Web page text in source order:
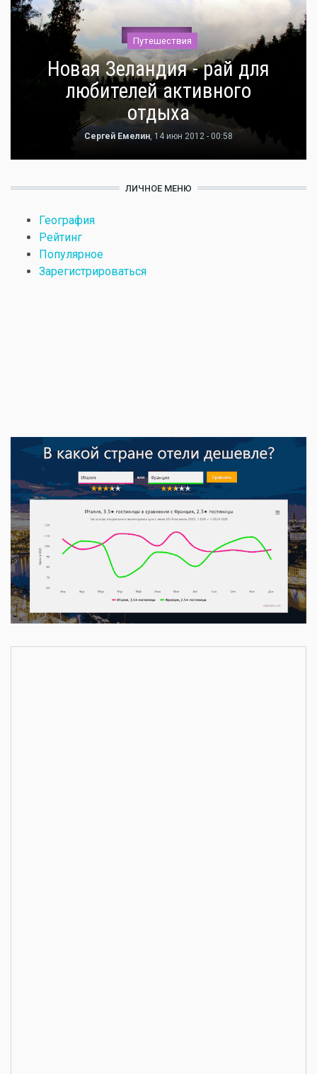
Путешествия
Новая Зеландия - рай для
любителей активного
отдыха
Сергей Емелин, 14 июн 2012 - 00:58
ЛИЧНОЕ МЕНЮ
География
Рейтинг
Популярное
Зарегистрироваться